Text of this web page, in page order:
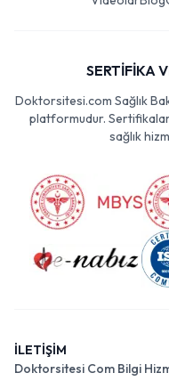
SERTİFİKA
Doktorsitesi.com Sağlık
platformudur.
sağlık
İLETİŞİM
Doktorsitesi Com Bilgi